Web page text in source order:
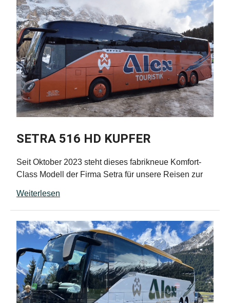
neues Raumkonzept mit gigantisch großen
Seitenscheiben, dem „Top Sky Panorama-
Glasdach“ und einer extremen Stehhöhe
neueste Klimatechnik mit konstanter
Raumtemperatur, unabhängig von der
Insassenzahl, absolut zugfrei
stufenfrei einstellbare Sonnenrollos an den
Seitenfenstern
Panoramakamera auf 2 großen Monitoren
Bordentertainment der neuesten Generation mit
CD, DVD, Radio und Streckenübertragung
exklusive Bordversorgung im Bistro-Stil mit
Mikrowelle und Stehküche
beheiztes WC an Bord (auch im Winter nutzbar)
3-Punkt Gurt an jedem Sitzplatz
Zertifiziert bei der Gütegemeinschaft Buskomfort
mit 4★ superior
SETRA 516 HD KUPFER
Seit Oktober 2023 steht dieses fabrikneue Komfort-
Class Modell der Firma Setra für unsere Reisen zur
individuell einstellbaren Kopfstützen, Armlehnen,
Klapptischen und Fußrasten
USB Ladedosen an jedem Fahrgastplatz
neueste Klimatechnik mit konstanter
Raumtemperatur unabhängig von der
Insassenzahl
3-Punkt Gurte an jedem Sitz für höchste Sicherheit
Weiterlesen